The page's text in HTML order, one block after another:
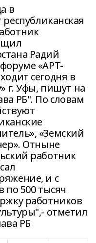
в
Радий
«АРТ-
сегодня в
г. Уфы, пишут на
РБ". По словам
«Земский
Отныне
работник
и с
по 500 тысяч
работников
отметил
РБ